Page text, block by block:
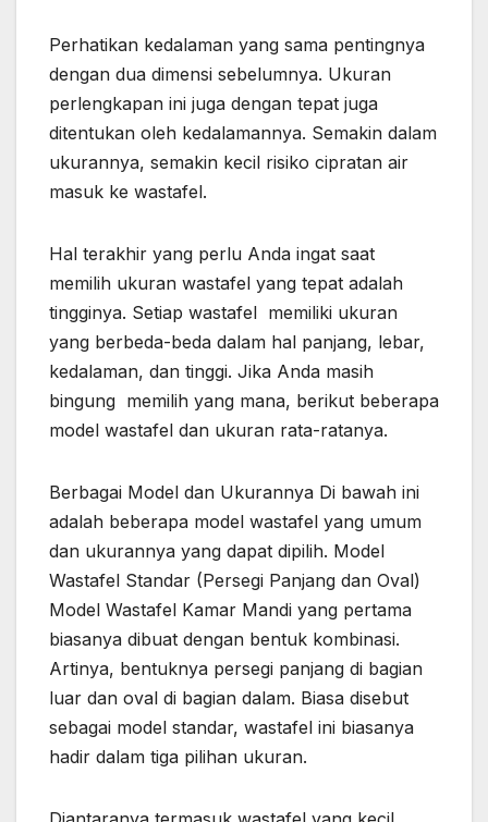
Perhatikan kedalaman yang sama pentingnya
dengan dua dimensi sebelumnya. Ukuran
perlengkapan ini juga dengan tepat juga
ditentukan oleh kedalamannya. Semakin dalam
ukurannya, semakin kecil risiko cipratan air
masuk ke wastafel.
Hal terakhir yang perlu Anda ingat saat
memilih ukuran wastafel yang tepat adalah
tingginya. Setiap wastafel memiliki ukuran
yang berbeda-beda dalam hal panjang, lebar,
kedalaman, dan tinggi. Jika Anda masih
bingung memilih yang mana, berikut beberapa
model wastafel dan ukuran rata-ratanya.
Berbagai Model dan Ukurannya Di bawah ini
adalah beberapa model wastafel yang umum
dan ukurannya yang dapat dipilih. Model
Wastafel Standar (Persegi Panjang dan Oval)
Model Wastafel Kamar Mandi yang pertama
biasanya dibuat dengan bentuk kombinasi.
Artinya, bentuknya persegi panjang di bagian
luar dan oval di bagian dalam. Biasa disebut
sebagai model standar, wastafel ini biasanya
hadir dalam tiga pilihan ukuran.